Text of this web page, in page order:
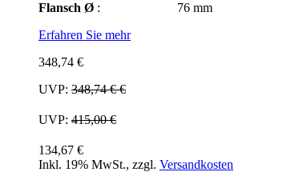
Flansch Ø : 76 mm
Erfahren Sie mehr
348,74 €
UVP: 348,74 €€
UVP: 415,00 €
134,67 €
Inkl. 19% MwSt., zzgl. Versandkosten